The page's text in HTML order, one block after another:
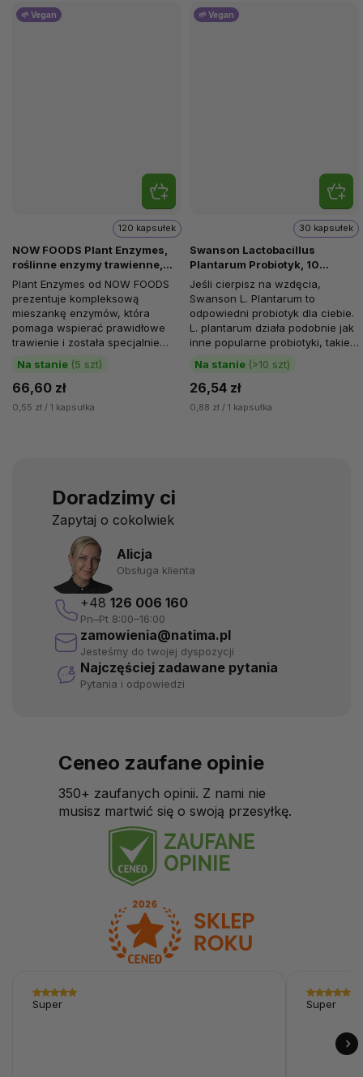
🌱 Vegan
NOW FOODS Plant Enzymes,
roślinne enzymy trawienne,
120 kapsułek roślinnych
Na stanie (5 szt)
120 kapsułek
66,60 zł
0,55 zł / 1 kapsułka
Plant Enzymes od NOW FOODS
prezentuje kompleksową
mieszankę enzymów, która
pomaga wspierać prawidłowe
trawienie i została specjalnie
opracowana dla diety
wegetariańskiej....
🌱 Vegan
Swanson Lactobacillus
Plantarum Probiotyk, 10
miliardów CFU, 30 kapsułek
roślinnych
Na stanie (>10 szt)
30 kapsułek
26,54 zł
0,88 zł / 1 kapsułka
Jeśli cierpisz na wzdęcia,
Swanson L. Plantarum to
odpowiedni probiotyk dla ciebie.
L. plantarum działa podobnie jak
inne popularne probiotyki, takie
jak bifidus i...
Doradzimy ci
Zapytaj o cokolwiek
Alicja
Obsługa klienta
+48 126 006 160
Pn–Pt 8:00–16:00
zamowienia@natima.pl
Jesteśmy do twojej dyspozycji
Najczęściej zadawane pytania
Pytania i odpowiedzi
Ceneo zaufane opinie
350+ zaufanych opinii. Z nami nie
musisz martwić się o swoją przesyłkę.
Super Super